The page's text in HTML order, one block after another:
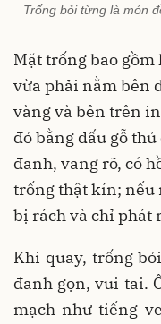
Trống bỏi từng là món
Mặt trống bao
vừa phải nằm bên
vàng và bên trên
đỏ bằng dấu gỗ
đanh, vang rõ, có
trống thật kín; nếu
bị rách và chỉ phát
Khi quay, trống
đanh gọn, vui tai.
mạch như tiếng